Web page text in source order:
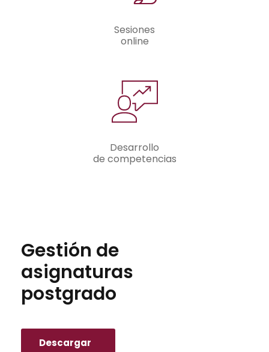
Sesiones
online
Desarrollo
de competencias
Gestión de
asignaturas
postgrado
Descargar